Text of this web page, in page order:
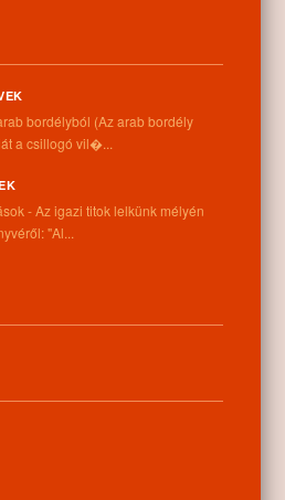
Gyermekeknek,Könyvajánló
18
bordélyból (Az arab bordély
a csillogó vil�...
- Az igazi titok lelkünk mélyén
"Al...